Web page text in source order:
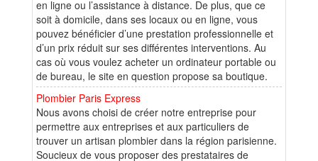
en ligne ou l’assistance à distance. De plus, que ce
soit à domicile, dans ses locaux ou en ligne, vous
pouvez bénéficier d’une prestation professionnelle et
d’un prix réduit sur ses différentes interventions. Au
cas où vous voulez acheter un ordinateur portable ou
de bureau, le site en question propose sa boutique.
Plombier Paris Express
Nous avons choisi de créer notre entreprise pour
permettre aux entreprises et aux particuliers de
trouver un artisan plombier dans la région parisienne.
Soucieux de vous proposer des prestataires de